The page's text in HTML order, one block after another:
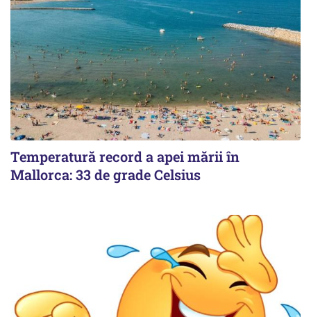
Temperatură record a apei mării în
Mallorca: 33 de grade Celsius